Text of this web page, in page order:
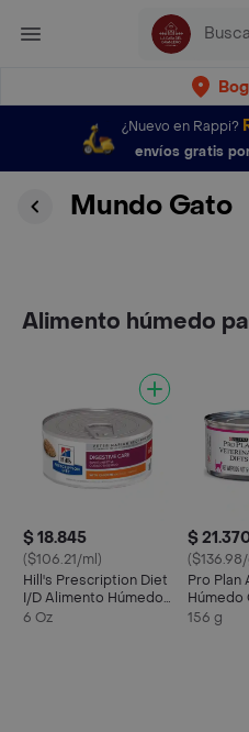
¿Nuevo en Rappi?
envíos gratis
Mundo Gato
Alimento húmedo
$ 18.845
($106.21/ml)
Hill's Prescription Diet
I/D Alimento Húmedo
Cuidado Digestivo
6 Oz
$
Pro Plan
Húmedo
156 g